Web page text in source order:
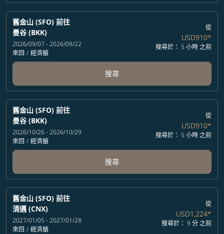
舊金山 (SFO) 前往
曼谷 (BKK)
2026/09/07 - 2026/09/22
來回 / 經濟艙
從
USD910*
搜尋於： 5 小時 之前
搜尋
舊金山 (SFO) 前往
曼谷 (BKK)
2026/10/26 - 2026/10/29
來回 / 經濟艙
從
USD910*
搜尋於： 5 小時 之前
搜尋
舊金山 (SFO) 前往
清邁 (CNX)
2027/01/05 - 2027/01/28
來回 / 經濟艙
從
USD1,224*
搜尋於： 9 分 之前